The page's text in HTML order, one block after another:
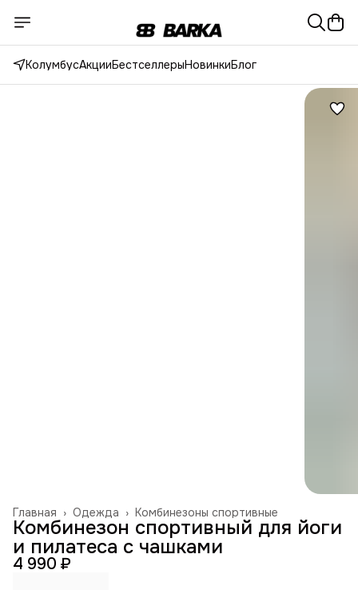
КолумбусАкцииБестселлерыНовинкиБлог
Комбинезоны спортивные
Одежда ›
Главная ›
Комбинезон спортивный для йоги
и пилатеса с чашками
4 990 ₽